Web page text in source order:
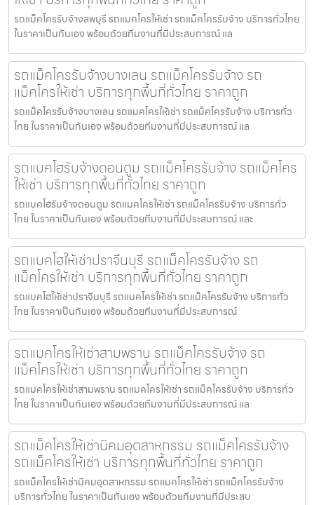
รถแม็คโครรับจ้างลพบุรี รถแมคโครให้เช่า รถแม็คโครรับจ้าง บริการทั่วไทย
ในราคาเป็นกันเอง พร้อมด้วยทีมงานที่มีประสบการณ์ แล
รถแม็คโครรับจ้างบางเลน รถแม็คโครรับจ้าง รถ
แม็คโครให้เช่า บริการทุกพื้นที่ทั่วไทย ราคาถูก
รถแม็คโครรับจ้างบางเลน รถแมคโครให้เช่า รถแม็คโครรับจ้าง บริการทั่ว
ไทย ในราคาเป็นกันเอง พร้อมด้วยทีมงานที่มีประสบการณ์ แล
รถแบคโฮรับจ้างดอนตูม รถแม็คโครรับจ้าง รถแม็คโคร
ให้เช่า บริการทุกพื้นที่ทั่วไทย ราคาถูก
รถแบคโฮรับจ้างดอนตูม รถแมคโครให้เช่า รถแม็คโครรับจ้าง บริการทั่ว
ไทย ในราคาเป็นกันเอง พร้อมด้วยทีมงานที่มีประสบการณ์ และ
รถแบคโฮให้เช่าปราจีนบุรี รถแม็คโครรับจ้าง รถ
แม็คโครให้เช่า บริการทุกพื้นที่ทั่วไทย ราคาถูก
รถแบคโฮให้เช่าปราจีนบุรี รถแมคโครให้เช่า รถแม็คโครรับจ้าง บริการทั่ว
ไทย ในราคาเป็นกันเอง พร้อมด้วยทีมงานที่มีประสบการณ์
รถแมคโครให้เช่าสามพราน รถแม็คโครรับจ้าง รถ
แม็คโครให้เช่า บริการทุกพื้นที่ทั่วไทย ราคาถูก
รถแมคโครให้เช่าสามพราน รถแมคโครให้เช่า รถแม็คโครรับจ้าง บริการทั่ว
ไทย ในราคาเป็นกันเอง พร้อมด้วยทีมงานที่มีประสบการณ์ แล
รถแม็คโครให้เช่านิคมอุตสาหกรรม รถแม็คโครรับจ้าง
รถแม็คโครให้เช่า บริการทุกพื้นที่ทั่วไทย ราคาถูก
รถแม็คโครให้เช่านิคมอุตสาหกรรม รถแมคโครให้เช่า รถแม็คโครรับจ้าง
บริการทั่วไทย ในราคาเป็นกันเอง พร้อมด้วยทีมงานที่มีประสบ